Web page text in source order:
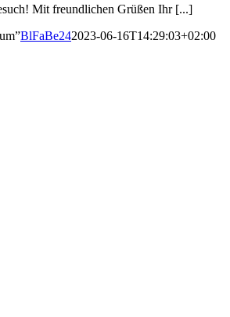
Mit freundlichen Grüßen Ihr [...]
BlFaBe242023-06-16T14:29:03+02:00